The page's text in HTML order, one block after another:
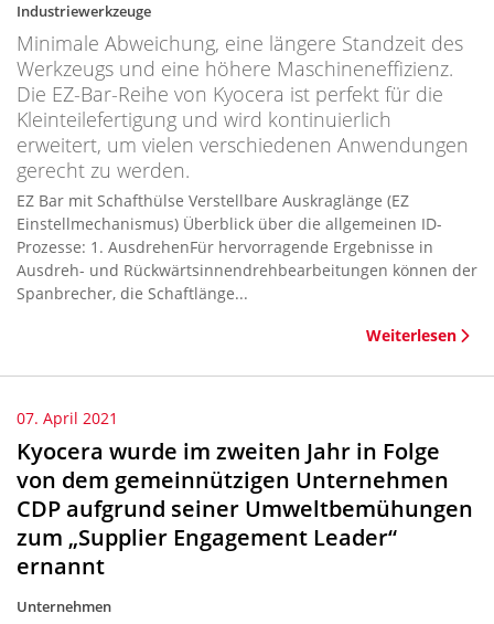
Industriewerkzeuge
Minimale Abweichung, eine längere Standzeit des
Werkzeugs und eine höhere Maschineneffizienz.
Die EZ-Bar-Reihe von Kyocera ist perfekt für die
Kleinteilefertigung und wird kontinuierlich
erweitert, um vielen verschiedenen Anwendungen
gerecht zu werden.
EZ Bar mit Schafthülse Verstellbare Auskraglänge (EZ
Einstellmechanismus) Überblick über die allgemeinen ID-
Prozesse: 1. AusdrehenFür hervorragende Ergebnisse in
Ausdreh- und Rückwärtsinnendrehbearbeitungen können der
Spanbrecher, die Schaftlänge...
Weiterlesen
07. April 2021
Kyocera wurde im zweiten Jahr in Folge
von dem gemeinnützigen Unternehmen
CDP aufgrund seiner Umweltbemühungen
zum „Supplier Engagement Leader“
ernannt
Unternehmen